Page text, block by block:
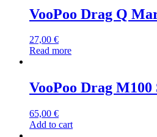
VooPoo Drag Q
27,00 €
Read more
VooPoo Drag
65,00 €
Add to cart